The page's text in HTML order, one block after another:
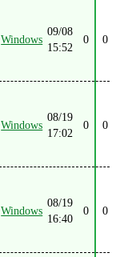
Windows
09/08
15:52
0 0
Windows
08/19
17:02
0 0
Windows
08/19
16:40
0 0